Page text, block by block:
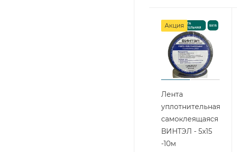
Акция
Лента
уплотнительная
самоклеящаяся
ВИНТЭЛ - 5х15
-10м